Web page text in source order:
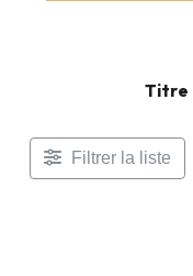
Titre
Filtrer la liste